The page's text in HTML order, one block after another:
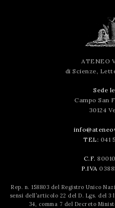
ATENEO
di Scienze,
Sede
Campo San
30124
TEL: 041
C.F.
P.IVA
Rep. n. 158803 del Registro Unico
sensi dell’articolo 22 del D. Lgs. del 3
34, comma 7 del Decreto